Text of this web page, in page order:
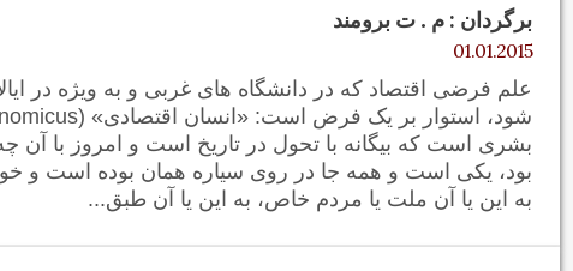
برگردان : م . ت برومند
01.01.2015
علم فرضی اقتصاد که در دانشگاه های غربی و به ویژه در
بشری است که بیگانه با تحول در تاریخ است و امروز با آن
بود، یکی است و همه جا در روی سیاره همان بوده است و
به این یا آن ملت یا مردم خاص، به این یا آن طبق...